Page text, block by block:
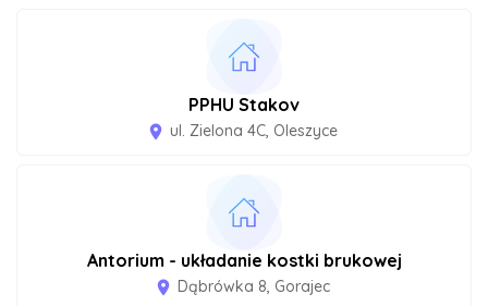
PPHU Stakov
room ul. Zielona 4C, Oleszyce
Antorium - układanie kostki brukowej
room Dąbrówka 8, Gorajec